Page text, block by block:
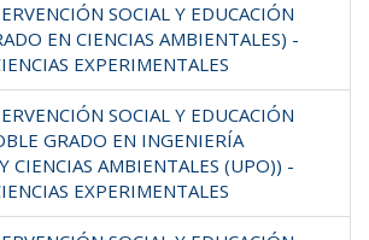
SOCIAL Y EDUCACIÓN
EN CIENCIAS AMBIENTALES) -
EXPERIMENTALES
SOCIAL Y EDUCACIÓN
GRADO EN INGENIERÍA
CIENCIAS AMBIENTALES (UPO)) -
EXPERIMENTALES